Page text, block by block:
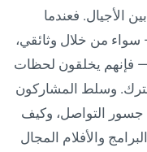
الأجيال. فعندما
سواء من خلال وثائقي،
— فإنهم يخلقون لحظات
وسلط المشاركون
جسور التواصل، وكيف
والأفلام المجال